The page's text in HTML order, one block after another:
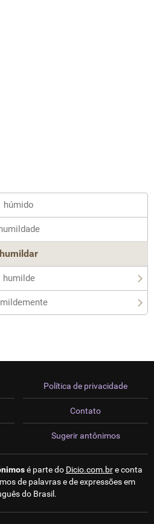
húmido
humildar
humilde
Política de privacidade
Contato
Sugerir antônimos
é parte do Dicio.com.bre conta
de palavras e de expressões em
do Brasil.